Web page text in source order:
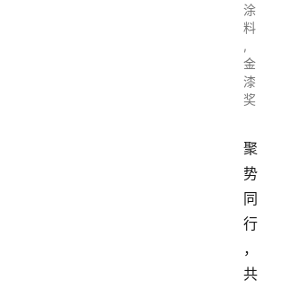
涂
料
,
金
漆
奖
聚
势
同
行
，
共